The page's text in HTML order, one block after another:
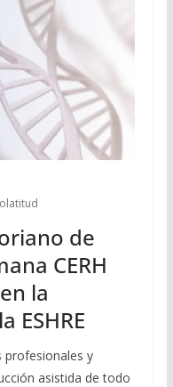
de
CERH
la
ESHRE
profesionales y
asistida de todo